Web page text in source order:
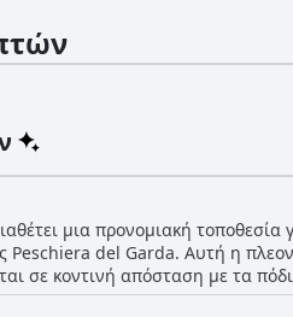
μια προνομιακή τοποθεσία
Peschiera del Garda. Αυτή η
σε κοντινή απόσταση με τα
προσφέρει μια γαλήνια